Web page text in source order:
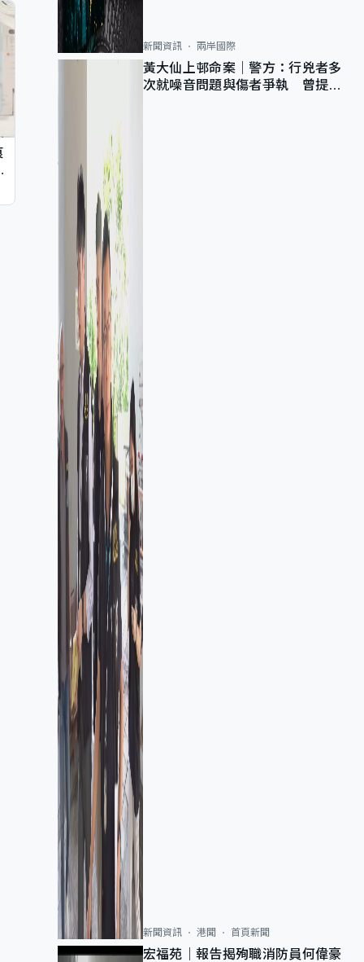
新聞資訊 兩岸國際
黃大仙上邨命案｜警方：行兇者多
次就噪音問題與傷者爭執 曾提出
新聞資訊 港聞 首頁新聞
宏福苑｜報告揭殉職消防員何偉豪